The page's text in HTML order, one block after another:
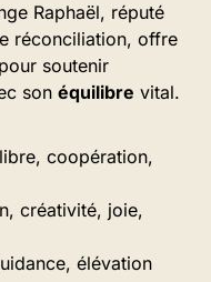
Raphaël, réputé
réconciliation, offre
soutenir
son équilibre vital.
coopération,
créativité, joie,
élévation